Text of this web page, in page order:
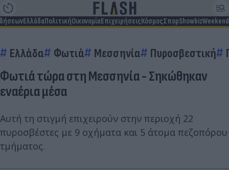
ΕλλάδαΠολιτικήΟικονομίαΕπιχειρήσειςΚόσμοςΣπορShowbizWeekend
Ελλάδα Φωτιά Μεσσηνία Πυροσβεστική
Φωτιά τώρα στη Μεσσηνία - Σηκώθηκαν
εναέρια μέσα
Αυτή τη στιγμή επιχειρούν στην περιοχή 22
πυροσβέστες με 9 οχήματα και 5 άτομα πεζοπόρου
τμήματος.